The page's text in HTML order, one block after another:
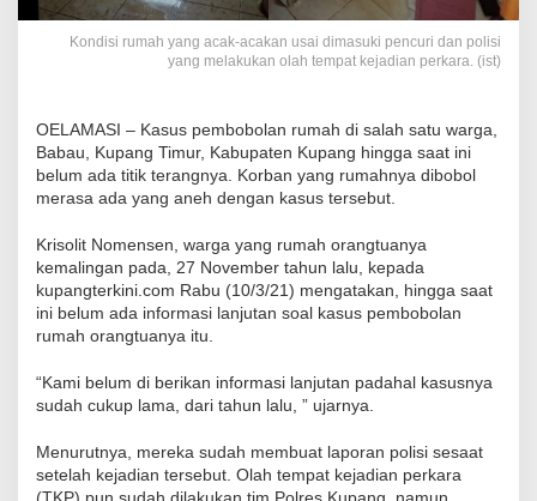
Kondisi rumah yang acak-acakan usai dimasuki pencuri dan polisi
yang melakukan olah tempat kejadian perkara. (ist)
OELAMASI – Kasus pembobolan rumah di salah satu warga,
Babau, Kupang Timur, Kabupaten Kupang hingga saat ini
belum ada titik terangnya. Korban yang rumahnya dibobol
merasa ada yang aneh dengan kasus tersebut.
Krisolit Nomensen, warga yang rumah orangtuanya
kemalingan pada, 27 November tahun lalu, kepada
kupangterkini.com Rabu (10/3/21) mengatakan, hingga saat
ini belum ada informasi lanjutan soal kasus pembobolan
rumah orangtuanya itu.
“Kami belum di berikan informasi lanjutan padahal kasusnya
sudah cukup lama, dari tahun lalu, ” ujarnya.
Menurutnya, mereka sudah membuat laporan polisi sesaat
setelah kejadian tersebut. Olah tempat kejadian perkara